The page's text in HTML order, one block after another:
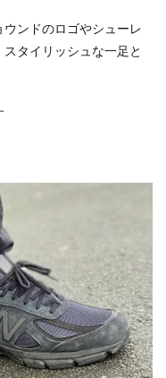
ンドのロゴやシューレ
タイリッシュな一足と